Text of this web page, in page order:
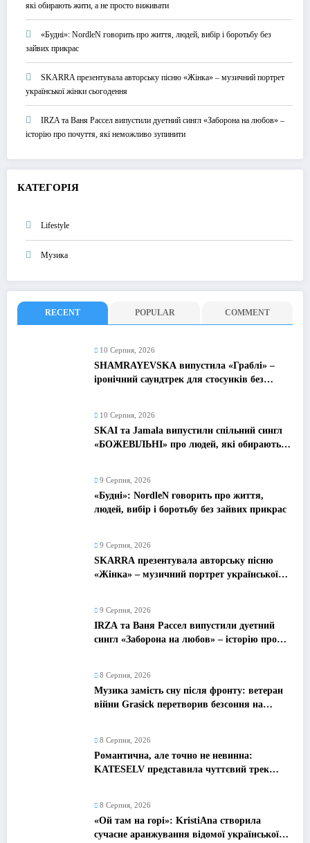
які обирають жити, а не просто виживати
«Будні»: NordleN говорить про життя, людей, вибір і боротьбу без
зайвих прикрас
SKARRA презентувала авторську пісню «Жінка» – музичний портрет
української жінки сьогодення
IRZA та Ваня Рассел випустили дуетний сингл «Заборона на любов» –
історію про почуття, які неможливо зупинити
КАТЕГОРІЯ
Lifestyle
Музика
RECENT POPULAR COMMENT
10 Серпня, 2026
SHAMRAYEVSKA випустила «Граблі» –
іронічний саундтрек для стосунків без
10 Серпня, 2026
SKAI та Jamala випустили спільний сингл
«БОЖЕВІЛЬНІ» про людей, які обирають
9 Серпня, 2026
«Будні»: NordleN говорить про життя,
людей, вибір і боротьбу без зайвих прикрас
9 Серпня, 2026
SKARRA презентувала авторську пісню
«Жінка» – музичний портрет української
9 Серпня, 2026
IRZA та Ваня Рассел випустили дуетний
сингл «Заборона на любов» – історію про
8 Серпня, 2026
Музика замість сну після фронту: ветеран
війни Grasick перетворив безсоння на
8 Серпня, 2026
Романтична, але точно не невинна:
KATESELV представила чуттєвий трек
8 Серпня, 2026
«Ой там на горі»: KristiAna створила
сучасне аранжування відомої української